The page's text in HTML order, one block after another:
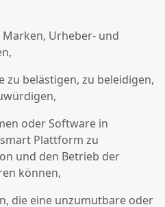
Urheber- und
zu belästigen, zu beleidigen,
oder Software in
Plattform zu
und den Betrieb der
können,
die eine unzumutbare oder